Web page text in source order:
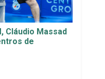
Cláudio Massad
de